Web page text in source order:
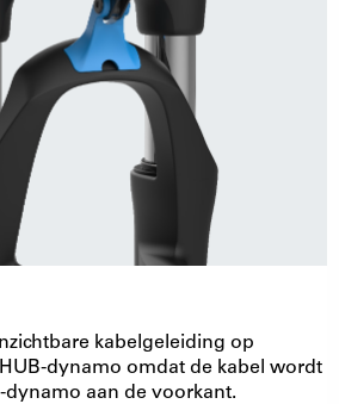
kabelgeleiding op
dynamo omdat de kabel wordt
dynamo aan de voorkant.